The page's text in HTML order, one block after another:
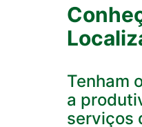
Tenham
a
serviços